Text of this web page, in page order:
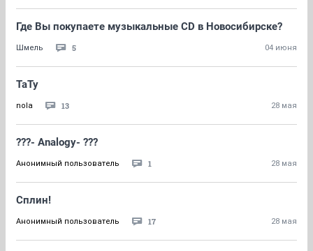
Где Вы покупаете музыкальные CD в Новосибирске?
Шмель 5 04 июня
ТаТу
nola 13 28 мая
???- Analogy- ???
Анонимный пользователь 1 28 мая
Сплин!
Анонимный пользователь 17 28 мая